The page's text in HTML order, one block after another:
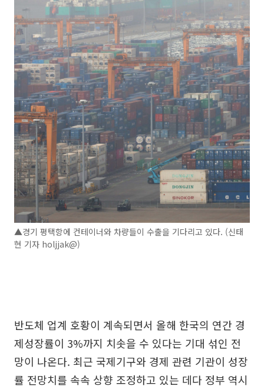
▲경기 평택항에 컨테이너와 차량들이 수출을 기다리고 있다. (신태
현 기자 holjjak@)
반도체 업계 호황이 계속되면서 올해 한국의 연간 경
제성장률이 3%까지 치솟을 수 있다는 기대 섞인 전
망이 나온다. 최근 국제기구와 경제 관련 기관이 성장
률 전망치를 속속 상향 조정하고 있는 데다 정부 역시